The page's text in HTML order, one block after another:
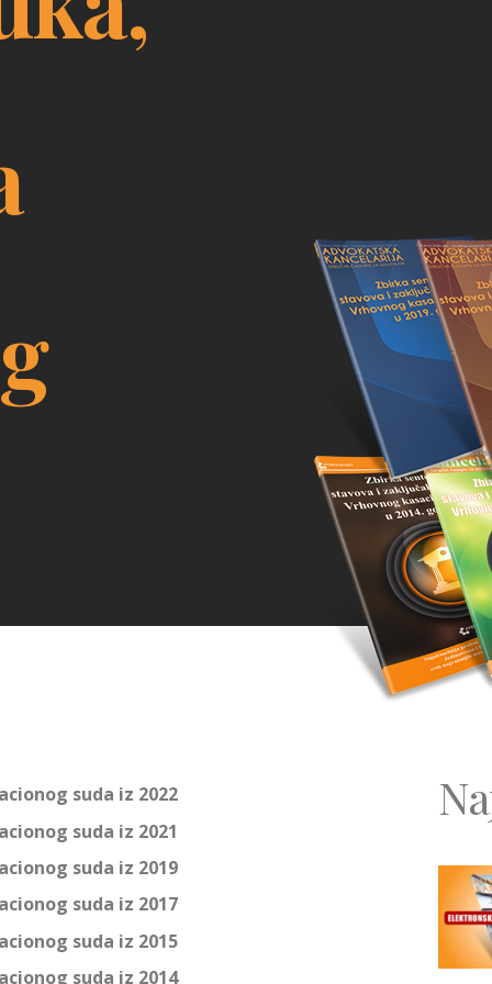
suda iz 2022
suda iz 2021
suda iz 2019
suda iz 2017
suda iz 2015
suda iz 2014